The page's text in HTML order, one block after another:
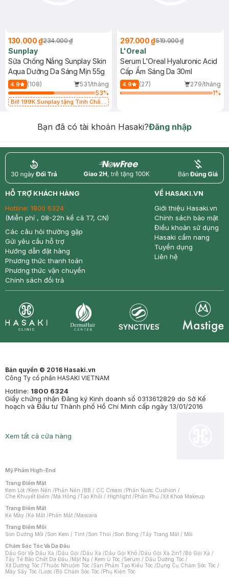
130.000 ₫234.000 ₫
Sunplay
Sữa Chống Nắng Sunplay Skin
Aqua Dưỡng Da Sáng Mịn 55g
4.9 (108)
531/tháng
53%
Bill 199K Sunplay tặng Tinh Chất
297.000 ₫519.000 ₫
L'Oreal
Serum L'Oreal Hyaluronic Acid
Cấp Ẩm Sáng Da 30ml
4.9 (27)
279/tháng
1%
Bạn đã có tài khoản Hasaki?Đăng nhập
return nowfree price
HỖ TRỢ KHÁCH HÀNG
Hotline: 1800 6324
(Miễn phí , 08-22h kể cả T7, CN)
Các câu hỏi thường gặp
Gửi yêu cầu hỗ trợ
Hướng dẫn đặt hàng
Phương thức thanh toán
Phương thức vận chuyển
Chính sách đổi trả
VỀ HASAKI.VN
Giới thiệu Hasaki.vn
Chính sách bảo mật
Điều khoản sử dụng
Hasaki cẩm nang
Tuyển dụng
Liên hệ
Bản quyền © 2016 Hasaki.vn
Công Ty cổ phần HASAKI VIETNAM
Hotline: 1800 6324
Giấy chứng nhận Đăng ký Kinh doanh số 0313612829 do Sở Kế
hoạch và Đầu tư Thành phố Hồ Chí Minh cấp ngày 13/01/2016
Xem tất cả cửa hàng
Mỹ Phẩm High-End
Trang Điểm Mặt
Kem Lót /Kem Nền /Phấn Nền /BB / CC Cream /Phấn Nước Cushion /
Che Khuyết Điểm /Má Hồng /Tạo Khối / Highlight /Phấn Phủ /Xịt Khoá Makeup
Trang Điểm Mắt
Kẻ Mày /Kẻ Mắt /Phấn Mắt /Mascara
Trang Điểm Môi
Son Dưỡng Môi /Son Kem / Tint /Son Thỏi /Son Bóng /Tẩy Trang Mắt / Môi
Chăm Sóc Tóc Và Da Đầu
Dầu Gội Và Dầu Xả /Dầu Gội /Dầu Xả /Dầu Gội Khô /Dầu Gội Xả 2in1 /Bộ Gội Xả /
Tẩy Tế Bào Chết Da Đầu /Mặt Nạ / Kem Ủ Tóc /Serum / Dầu Dưỡng Tóc /
Xịt Dưỡng Tóc /Thuốc Nhuộm Tóc /Sản Phẩm Tạo Kiểu Tóc /Dụng Cụ Chăm Sóc Tóc /
Máy Sấy Tóc /Lược /Bộ Chăm Sóc Tóc /Phụ Kiện Tóc